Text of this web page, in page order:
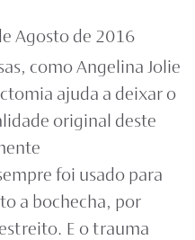
Agosto de 2016
como Angelina Jolie
ajuda a deixar o
original deste
foi usado para
a bochecha, por
E o trauma